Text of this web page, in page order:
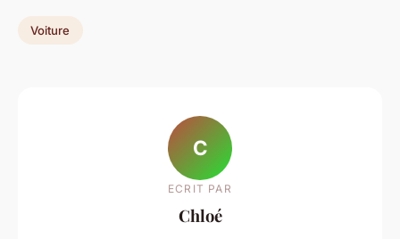
Voiture
C
ECRIT PAR
Chloé